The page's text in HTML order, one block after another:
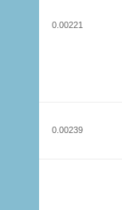
0.00221
0.00239